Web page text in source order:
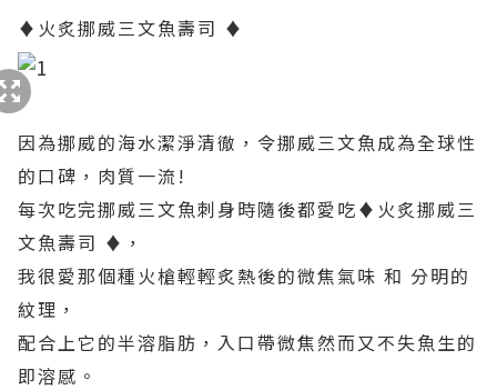
♦火炙挪威三文魚壽司 ♦
因為挪威的海水潔淨清徹，令挪威三文魚成為全球性
的口碑，肉質一流!
每次吃完挪威三文魚刺身時隨後都愛吃♦火炙挪威三
文魚壽司 ♦，
我很愛那個種火槍輕輕炙熱後的微焦氣味 和 分明的
紋理，
配合上它的半溶脂肪，入口帶微焦然而又不失魚生的
即溶感。